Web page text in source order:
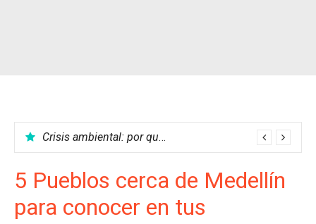
Crisis ambiental: por qué no podemos parar el calentamiento global
Las mejores películas del cine colombiano
5 Pueblos cerca de Medellín
para conocer en tus